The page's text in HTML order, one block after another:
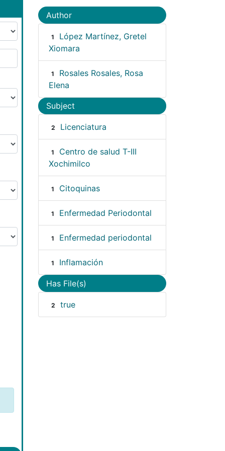
Author
1
López Martínez, Gretel
Xiomara
1
Rosales Rosales, Rosa
Elena
Subject
2 Licenciatura
1
Centro de salud T-III
Xochimilco
1 Citoquinas
1 Enfermedad Periodontal
1 Enfermedad periodontal
1 Inflamación
Has File(s)
2 true